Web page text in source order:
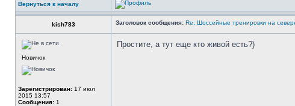
Вернуться к началу
kish783 Заголовок сообщения: Re: Шоссейные тренировки на
Новичок
Зарегистрирован: 17 июл
2015 13:57
Сообщения: 1
Простите, а тут еще кто живой есть?)